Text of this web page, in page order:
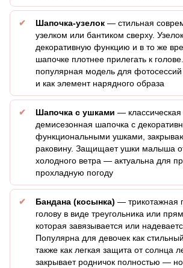
Шапочка-узелок — стильная
узелком или бантиком сверху.
декоративную функцию и в то же
шапочке плотнее прилегать к
популярная модель для
и как элемент нарядного образа
Шапочка с ушками — классическая
демисезонная шапочка с
функциональными ушками,
раковину. Защищает ушки малыша
холодного ветра — актуальна для
прохладную погоду
Бандана (косынка) — трикотажная
голову в виде треугольника или
которая завязывается или
Популярна для девочек как
также как легкая защита от солнца
закрывает родничок полностью —